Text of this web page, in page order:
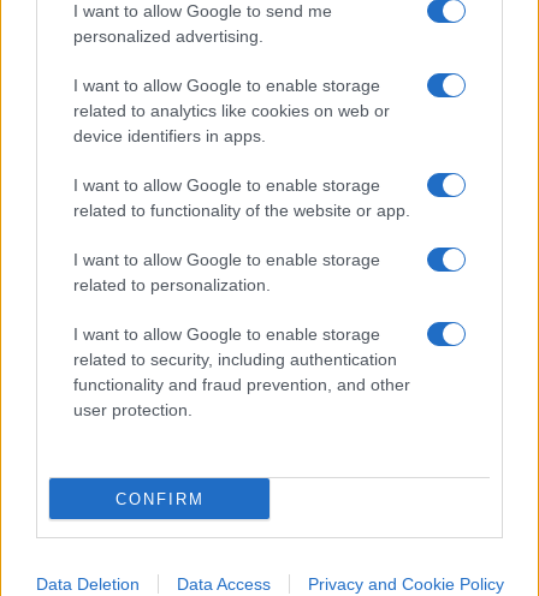
I want to allow Google to send me
personalized advertising.
I want to allow Google to enable storage
related to analytics like cookies on web or
device identifiers in apps.
I want to allow Google to enable storage
related to functionality of the website or app.
I want to allow Google to enable storage
related to personalization.
I want to allow Google to enable storage
related to security, including authentication
functionality and fraud prevention, and other
user protection.
CONFIRM
Data Deletion Data Access Privacy and Cookie Policy
Brexit. Una gabbia, una condizione di
vassallaggio.
sui negoziati per le relazioni future, che
dovrebbero sciogliere anche il nodo del confine
nordirlandese. La spada di Damocle del
backstop
infatti può essere usata per strappare a Londra
qualsiasi vantaggio, sia dall’Ue sia dai singoli stati
su singole rivendicazioni. La Spagna su Gibilterra,
per esempio, la Francia per mantenere l’accesso
alla pesca in acque britanniche. Lo stesso
ha fatto riferimento all’importanza delbackstop
come leva negoziale.
L’Unione europea ha già fatto capire a Londra